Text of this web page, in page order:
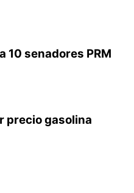
10 senadores PRM
precio gasolina